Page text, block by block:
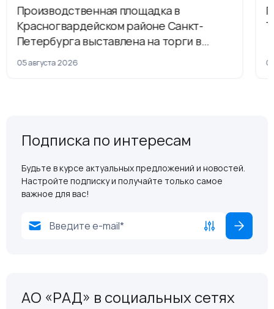
Производственная площадка в
Красногвардейском районе Санкт-
Петербурга выставлена на торги в
рамках приватизации
05 августа 2026
Подписка по интересам
Будьте в курсе актуальных предложений и новостей.
Настройте подписку и получайте только самое
важное для вас!
АО «РАД» в социальных сетях